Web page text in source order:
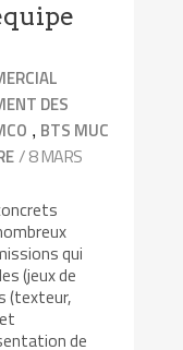
DES
, BTS MUC
/ 8 MARS
qui
(jeux de
(texteur,
de